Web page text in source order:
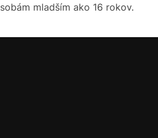
mladším ako 16 rokov.